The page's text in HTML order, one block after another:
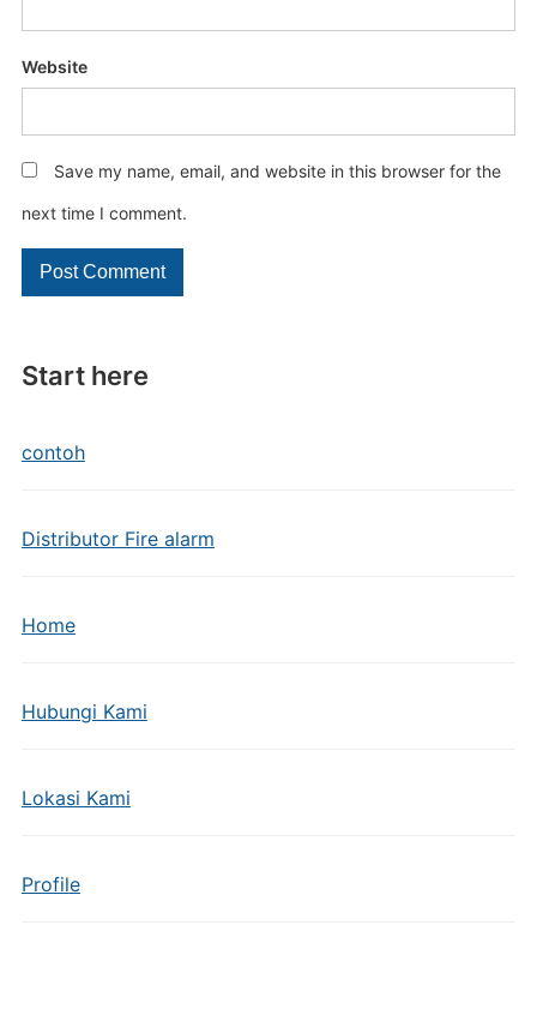
Start here
contoh
Distributor Fire alarm
Home
Hubungi Kami
Lokasi Kami
Profile
Website
Save my name, email, and website in this browser for the
next time I comment.